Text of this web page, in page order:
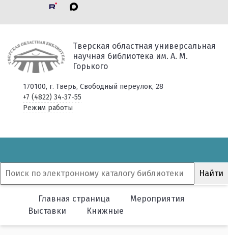
Тверская областная универсальная
научная библиотека им. А. М.
Горького
170100, г. Тверь, Свободный переулок, 28
+7 (4822) 34-37-55
Режим работы
Главная страница
Мероприятия
Выставки
Книжные